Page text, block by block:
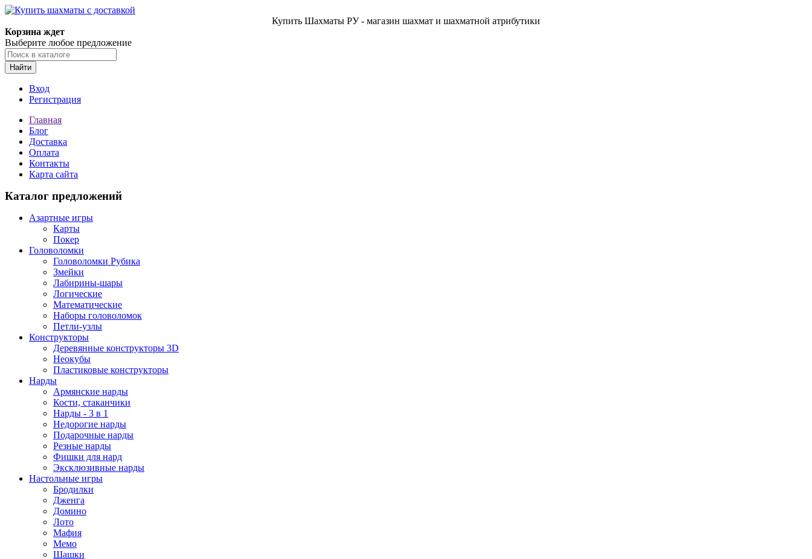
Купить Шахматы РУ - магазин шахмат и шахматной атрибутики
Корзина ждет
Выберите любое предложение
Найти
Вход
Регистрация
Главная
Блог
Доставка
Оплата
Контакты
Карта сайта
Каталог предложений
Азартные игры
Карты
Покер
Головоломки
Головоломки Рубика
Змейки
Лабирины-шары
Логические
Математические
Наборы головоломок
Петли-узлы
Конструкторы
Деревянные конструкторы 3D
Неокубы
Пластиковые конструкторы
Нарды
Армянские нарды
Кости, стаканчики
Нарды - 3 в 1
Недорогие нарды
Подарочные нарды
Резные нарды
Фишки для нард
Эксклюзивные нарды
Настольные игры
Бродилки
Дженга
Домино
Лото
Мафия
Мемо
Шашки